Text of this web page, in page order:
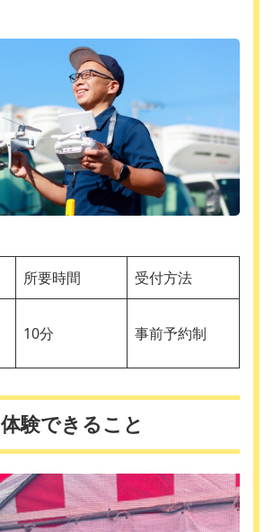
所要時間 受付方法
10分 事前予約制
体験できること